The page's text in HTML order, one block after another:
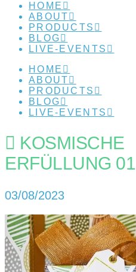
HOME
ABOUT
PRODUCTS
BLOG
LIVE-EVENTS
HOME
ABOUT
PRODUCTS
BLOG
LIVE-EVENTS
KOSMISCHE
ERFÜLLUNG 01
03/08/2023